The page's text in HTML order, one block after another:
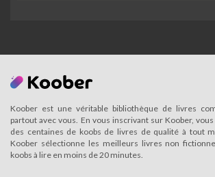
Koober est une véritable bibliothèque de livres
partout avec vous. En vous inscrivant sur Koober,
des centaines de koobs de livres de qualité à tout
Koober sélectionne les meilleurs livres non
koobs à lire en moins de 20 minutes.